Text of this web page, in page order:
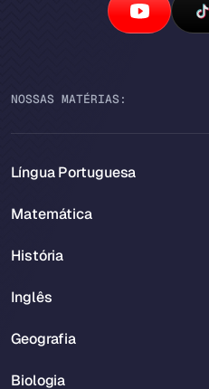
NOSSAS MATÉRIAS:
Língua Portuguesa
Matemática
História
Inglês
Geografia
Biologia